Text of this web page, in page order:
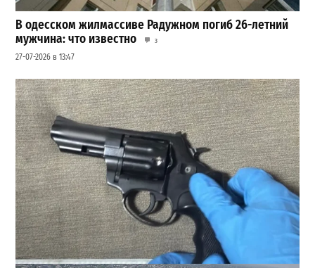
В одесском жилмассиве Радужном погиб 26-летний
мужчина: что известно
3
27-07-2026 в 13:47